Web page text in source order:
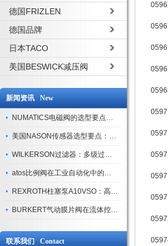
德国FRIZLEN
德国品牌
日本TACO
美国BESWICK减压阀
新闻资讯 New
NUMATICS电磁阀的选型要点与使用注意事项
美国NASON传感器选型要点：精度、量程与接口适配指南
WILKERSON过滤器：多级过滤技术，适配多行业净化需求
atos比例阀在工业自动化中的关键应用
REXROTH柱塞泵A10VSO：高效液压系统的核心组件
BURKERT气动膜片阀在流体控制中的应用
联系我们 Contact